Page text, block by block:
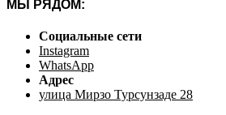
МЫ РЯДОМ:
Социальные сети
Instagram
WhatsApp
Адрес
улица Мирзо Турсунзаде 28